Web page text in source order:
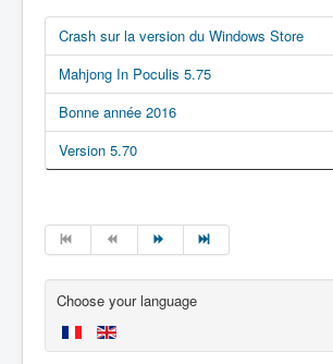
Crash sur la version du Windows Store
Mahjong In Poculis 5.75
Bonne année 2016
Version 5.70
Choose your language